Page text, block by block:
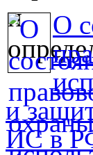
О
и
ИС в